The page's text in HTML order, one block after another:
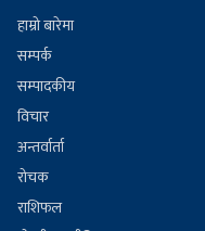
हाम्रो बारेमा
सम्पर्क
सम्पादकीय
विचार
अन्तर्वार्ता
रोचक
राशिफल